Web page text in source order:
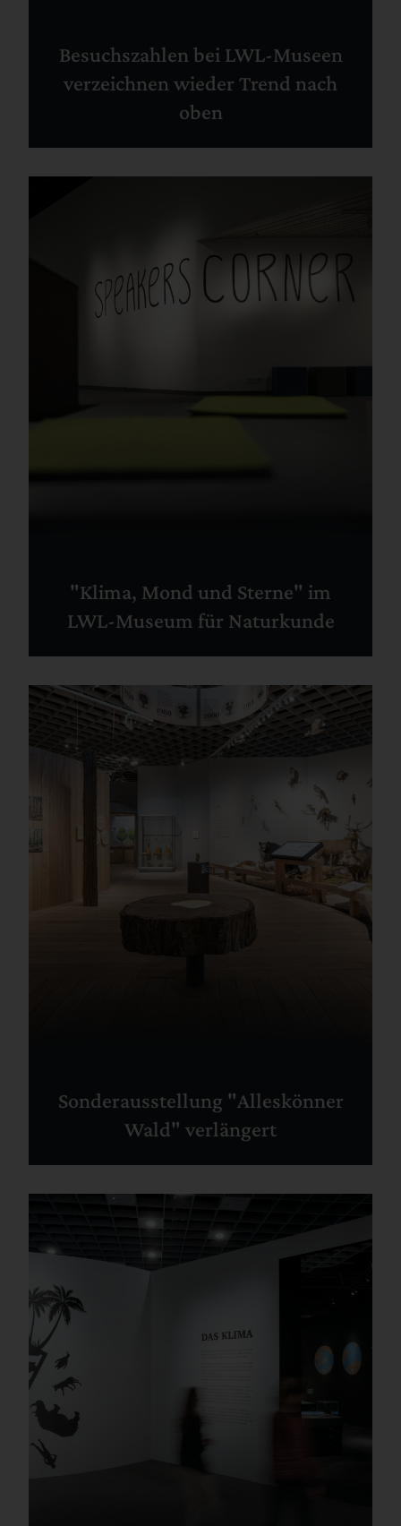
Besuchszahlen bei LWL-Museen
verzeichnen wieder Trend nach
oben
"Klima, Mond und Sterne" im
LWL-Museum für Naturkunde
Sonderausstellung "Alleskönner
Wald" verlängert